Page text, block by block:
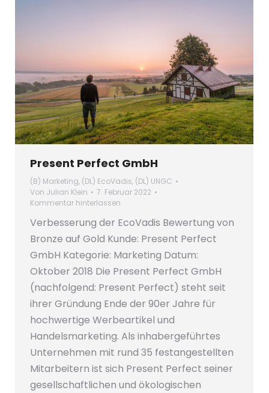
Present Perfect GmbH
(B) Marketing, (DL) EcoVadis, (DL) UNGC
Von Julian Klein
7. Februar 2022
Kommentar hinterlassen
Verbesserung der EcoVadis Bewertung von
Bronze auf Gold Kunde: Present Perfect
GmbH Kategorie: Marketing Datum:
Oktober 2018 Die Present Perfect GmbH
(nachfolgend: Present Perfect) steht seit
ihrer Gründung Ende der 90er Jahre für
hochwertige Werbeartikel und
Handelsmarketing. Als inhabergeführtes
Unternehmen mit rund 35 festangestellten
Mitarbeitern ist sich Present Perfect seiner
gesellschaftlichen und ökologischen